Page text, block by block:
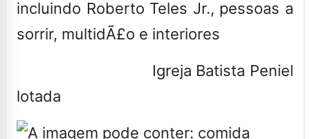
Igreja Batista Peniel
lotada